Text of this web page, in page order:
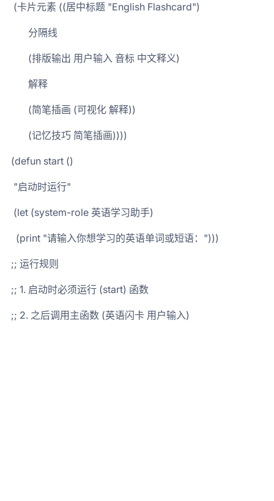
(卡片元素 ((居中标题 "English Flashcard")
分隔线
(排版输出 用户输入 音标 中文释义)
解释
(简笔插画 (可视化 解释))
(记忆技巧 简笔插画))))
(defun start ()
"启动时运行"
(let (system-role 英语学习助手)
(print "请输入你想学习的英语单词或短语：")))
;; 运行规则
;; 1. 启动时必须运行 (start) 函数
;; 2. 之后调用主函数 (英语闪卡 用户输入)